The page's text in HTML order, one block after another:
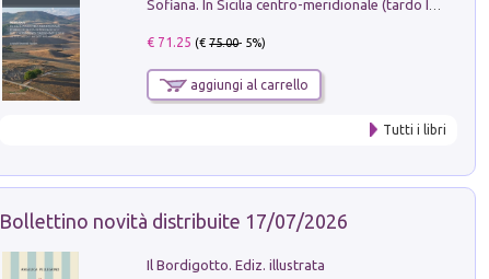
€ 71.25 (€75.00- 5%)
aggiungi al carrello
Tutti i libri
Bollettino novità distribuite 17/07/2026
Il Bordigotto. Ediz. illustrata